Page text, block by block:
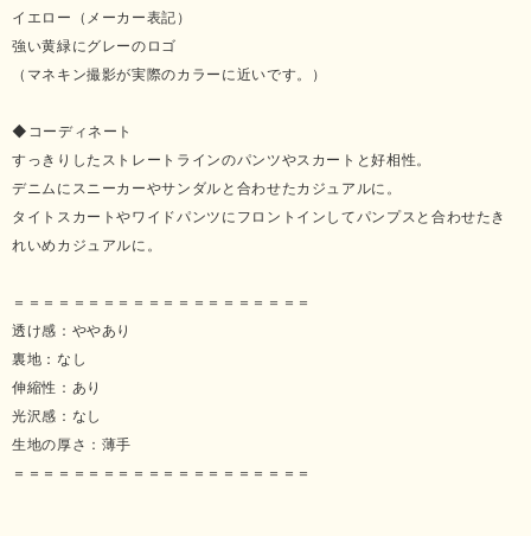
イエロー（メーカー表記）
強い黄緑にグレーのロゴ
（マネキン撮影が実際のカラーに近いです。）
◆コーディネート
すっきりしたストレートラインのパンツやスカートと好相性。
デニムにスニーカーやサンダルと合わせたカジュアルに。
タイトスカートやワイドパンツにフロントインしてパンプスと合わせたき
れいめカジュアルに。
＝＝＝＝＝＝＝＝＝＝＝＝＝＝＝＝＝＝＝＝
透け感：ややあり
裏地：なし
伸縮性：あり
光沢感：なし
生地の厚さ：薄手
＝＝＝＝＝＝＝＝＝＝＝＝＝＝＝＝＝＝＝＝